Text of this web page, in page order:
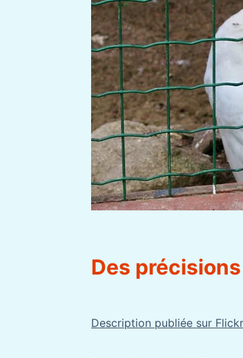
Des
Description publiée sur